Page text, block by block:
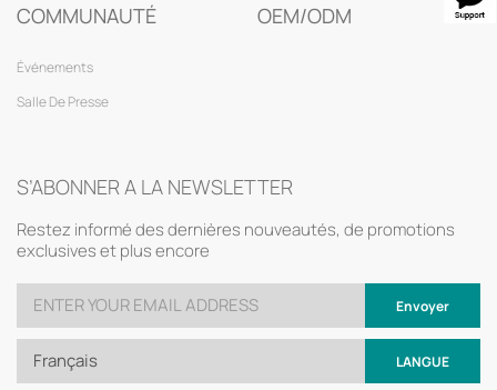
COMMUNAUTÉ
Événements
Salle De Presse
OEM/ODM
S’ABONNER A LA NEWSLETTER
Restez informé des dernières nouveautés, de promotions
exclusives et plus encore
Envoyer
Français LANGUE